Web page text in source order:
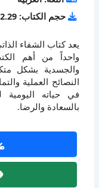
حجم الكتاب: 12.29 ميجا بايت
يعد كتاب الشفاء
واحداً من أهم
والجسدية بشكل
النصائح العملية
في حياته
بالسعادة والرضا.